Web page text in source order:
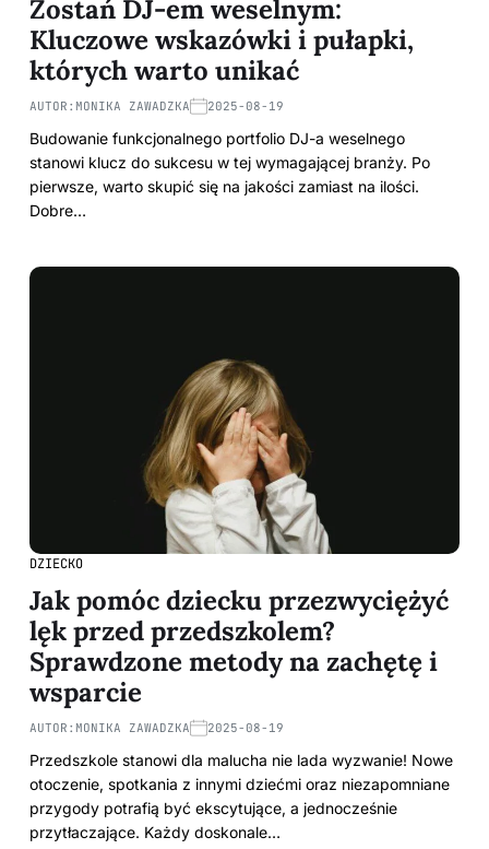
Zostań DJ-em weselnym:
Kluczowe wskazówki i pułapki,
których warto unikać
AUTOR: MONIKA ZAWADZKA 2025-08-19
Budowanie funkcjonalnego portfolio DJ-a weselnego
stanowi klucz do sukcesu w tej wymagającej branży. Po
pierwsze, warto skupić się na jakości zamiast na ilości.
Dobre…
DZIECKO
Jak pomóc dziecku przezwyciężyć
lęk przed przedszkolem?
Sprawdzone metody na zachętę i
wsparcie
AUTOR: MONIKA ZAWADZKA 2025-08-19
Przedszkole stanowi dla malucha nie lada wyzwanie! Nowe
otoczenie, spotkania z innymi dziećmi oraz niezapomniane
przygody potrafią być ekscytujące, a jednocześnie
przytłaczające. Każdy doskonale…